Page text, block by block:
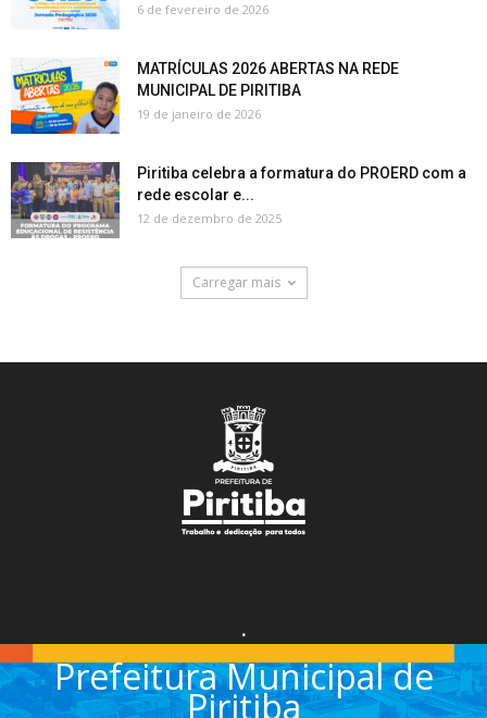
6 de fevereiro de 2026
MATRÍCULAS 2026 ABERTAS NA REDE
MUNICIPAL DE PIRITIBA
19 de janeiro de 2026
Piritiba celebra a formatura do PROERD com a
rede escolar e...
12 de dezembro de 2025
Carregar mais
.
Prefeitura Municipal de
Piritiba